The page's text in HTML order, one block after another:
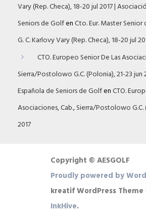
Vary (Rep. Checa), 18-20 jul 2017 |
Seniors de GolfenCto. Eur. Master
G. C. Karlovy Vary (Rep. Checa), 18-20 jul
CTO. Europeo Senior De Las
Sierra/Postolowo G.C. (Polonia), 21-23 jun
Española de Seniors de GolfenCTO.
Asociaciones, Cab., Sierra/Postolowo G.C.
2017
Copyright © AESGOLF
Proudly powered by
kreatif WordPress Theme
InkHive.